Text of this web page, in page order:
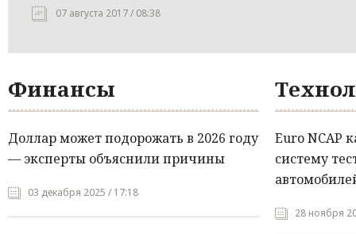
07 августа 2017 / 08:38
Финансы
Доллар может подорожать в 2026 году
— эксперты объяснили причины
03 декабря 2025 / 17:18
Euro NCAP
систему
28 ноября